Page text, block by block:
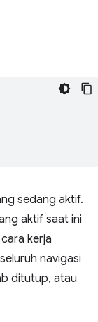
sedang aktif.
aktif saat ini
kerja
navigasi
ditutup, atau